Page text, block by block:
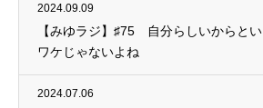
2024.09.09
【みゆラジ】♯75 自分らしいからと
ワケじゃないよね
2024.07.06